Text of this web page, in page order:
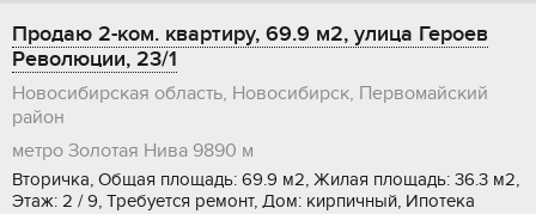
Продаю 2-ком. квартиру, 69.9 м2, улица Героев
Революции, 23/1
Новосибирская область, Новосибирск, Первомайский
район
метро Золотая Нива 9890 м
Вторичка, Общая площадь: 69.9 м2, Жилая площадь: 36.3 м2,
Этаж: 2 / 9, Требуется ремонт, Дом: кирпичный, Ипотека